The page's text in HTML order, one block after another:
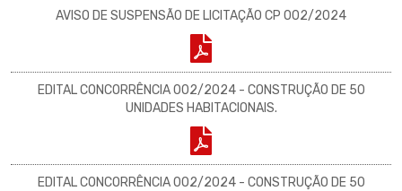
AVISO DE SUSPENSÃO DE LICITAÇÃO CP 002/2024
EDITAL CONCORRÊNCIA 002/2024 - CONSTRUÇÃO DE 50
UNIDADES HABITACIONAIS.
EDITAL CONCORRÊNCIA 002/2024 - CONSTRUÇÃO DE 50